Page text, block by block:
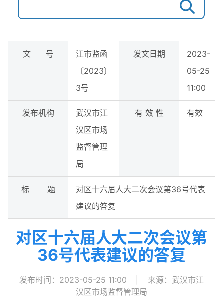
文 号
江市监函
〔2023〕
3号
发文日期
2023-
05-25
11:00
发布机构
武汉市江
汉区市场
监督管理
局
有 效 性 有效
标 题
对区十六届人大二次会议第36号代表
建议的答复
对区十六届人大二次会议第
36号代表建议的答复
发布时间：2023-05-25 11:00
来源：武汉市江
汉区市场监督管理局